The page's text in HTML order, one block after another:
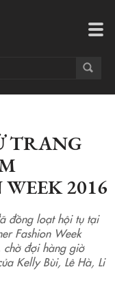
TRANG
2016
đồng loạt hội tụ tại
Fashion Week
chờ đợi hàng giờ
Kelly Bùi, Lê Hà, Li